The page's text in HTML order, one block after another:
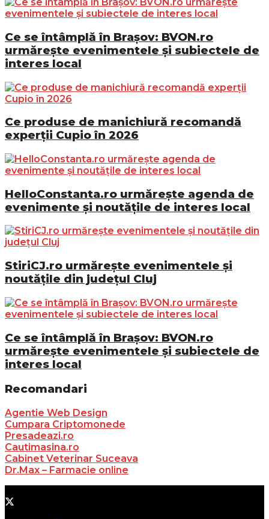
Ce se întâmplă în Brașov: BVON.ro
urmărește evenimentele și subiectele de
interes local
Ce produse de manichiură recomandă
experții Cupio în 2026
HelloConstanta.ro urmărește agenda de
evenimente și noutățile de interes local
StiriCJ.ro urmărește evenimentele și
noutățile din județul Cluj
Ce se întâmplă în Brașov: BVON.ro
urmărește evenimentele și subiectele de
interes local
Recomandari
Agentie Web Design
Cumpara Criptomonede
Presadeazi.ro
Cautimasina.ro
Cabinet Veterinar Suceava
Dr.Max – Farmacie online